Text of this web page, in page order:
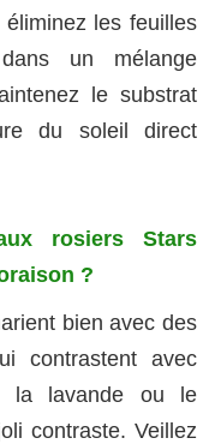
les feuilles
un mélange
le substrat
du soleil direct
rosiers Stars
?
bien avec des
contrastent avec
la lavande ou le
contraste. Veillez